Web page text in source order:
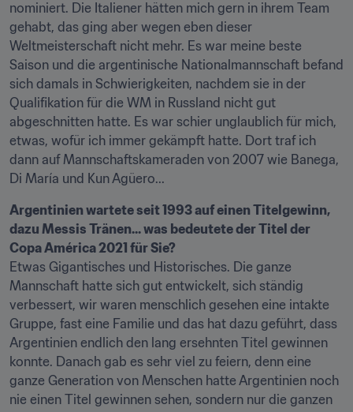
nominiert. Die Italiener hätten mich gern in ihrem Team
gehabt, das ging aber wegen eben dieser
Weltmeisterschaft nicht mehr. Es war meine beste
Saison und die argentinische Nationalmannschaft befand
sich damals in Schwierigkeiten, nachdem sie in der
Qualifikation für die WM in Russland nicht gut
abgeschnitten hatte. Es war schier unglaublich für mich,
etwas, wofür ich immer gekämpft hatte. Dort traf ich
dann auf Mannschaftskameraden von 2007 wie Banega,
Di María und Kun Agüero...
Argentinien wartete seit 1993 auf einen Titelgewinn,
dazu Messis Tränen... was bedeutete der Titel der
Copa América 2021 für Sie?
Etwas Gigantisches und Historisches. Die ganze
Mannschaft hatte sich gut entwickelt, sich ständig
verbessert, wir waren menschlich gesehen eine intakte
Gruppe, fast eine Familie und das hat dazu geführt, dass
Argentinien endlich den lang ersehnten Titel gewinnen
konnte. Danach gab es sehr viel zu feiern, denn eine
ganze Generation von Menschen hatte Argentinien noch
nie einen Titel gewinnen sehen, sondern nur die ganzen